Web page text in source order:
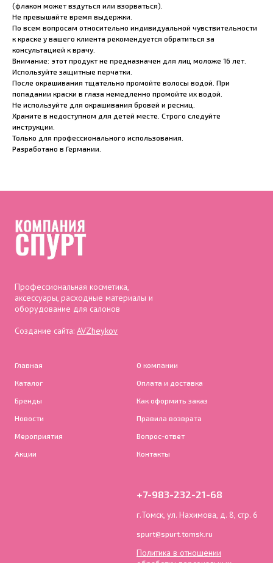
(флакон может вздуться или взорваться).
Не превышайте время выдержки.
По всем вопросам относительно индивидуальной чувствительности
к краске у вашего клиента рекомендуется обратиться за
консультацией к врачу.
Внимание: этот продукт не предназначен для лиц моложе 16 лет.
Используйте защитные перчатки.
После окрашивания тщательно промойте волосы водой. При
попадании краски в глаза немедленно промойте их водой.
Не используйте для окрашивания бровей и ресниц.
Храните в недоступном для детей месте. Строго следуйте
инструкции.
Только для профессионального использования.
Разработано в Германии.
Профессиональная косметика,
аксессуары, расходные материалы и
оборудование для салонов
Создание сайта: AVZheykov
Главная
Каталог
Бренды
Новости
Мероприятия
Акции
О компании
Оплата и доставка
Как оформить заказ
Правила возврата
Вопрос-ответ
Контакты
+7-983-232-21-68
г.Томск, ул. Нахимова, д. 8, стр. 6
spurt@spurt.tomsk.ru
Политика в отношении